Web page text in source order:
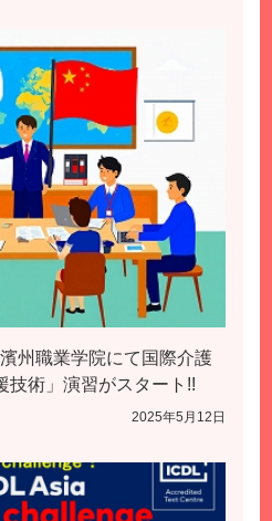
州職業学院にて国際介護
技術」演習がスタート!!
2025年5月12日